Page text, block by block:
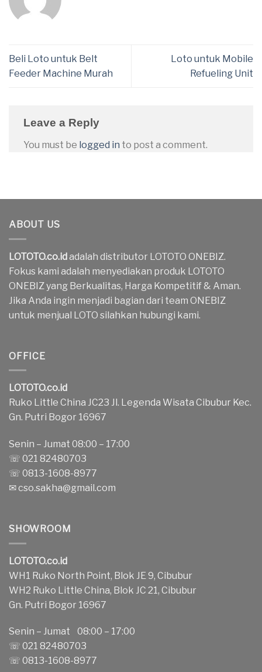
Beli Loto untuk Belt
Feeder Machine Murah
Loto untuk Mobile
Refueling Unit
Leave a Reply
You must be logged in to post a comment.
ABOUT US
LOTOTO.co.idadalah distributor LOTOTO ONEBIZ.
Fokus kami adalah menyediakan produk LOTOTO
ONEBIZ yang Berkualitas, Harga Kompetitif & Aman.
Jika Anda ingin menjadi bagian dari team ONEBIZ
untuk menjual LOTO silahkan hubungi kami.
OFFICE
LOTOTO.co.id
Ruko Little China JC23 Jl. Legenda Wisata Cibubur Kec.
Gn. Putri Bogor 16967
Senin – Jumat 08:00 – 17:00
☏ 021 82480703
☏ 0813-1608-8977
✉cso.sakha@gmail.com
SHOWROOM
LOTOTO.co.id
WH1 Ruko North Point, Blok JE 9, Cibubur
WH2 Ruko Little China, Blok JC 21, Cibubur
Gn. Putri Bogor 16967
Senin – Jumat 08:00 – 17:00
☏ 021 82480703
☏ 0813-1608-8977